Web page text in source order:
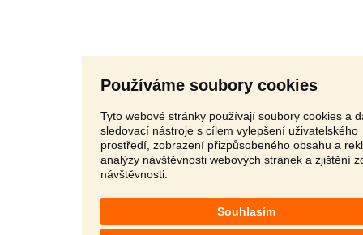
Používáme soubory cookies
Tyto webové stránky používají soubory cookies a
sledovací nástroje s cílem vylepšení uživatelského
prostředí, zobrazení přizpůsobeného obsahu a
analýzy návštěvnosti webových stránek a zjištění
návštěvnosti.
Souhlasím